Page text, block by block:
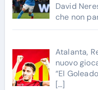
David
che non
Atalanta,
nuovo
“El
[…]